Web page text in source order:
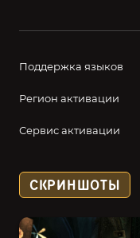
Поддержка языков
Регион активации
Сервис активации
СКРИНШОТЫ